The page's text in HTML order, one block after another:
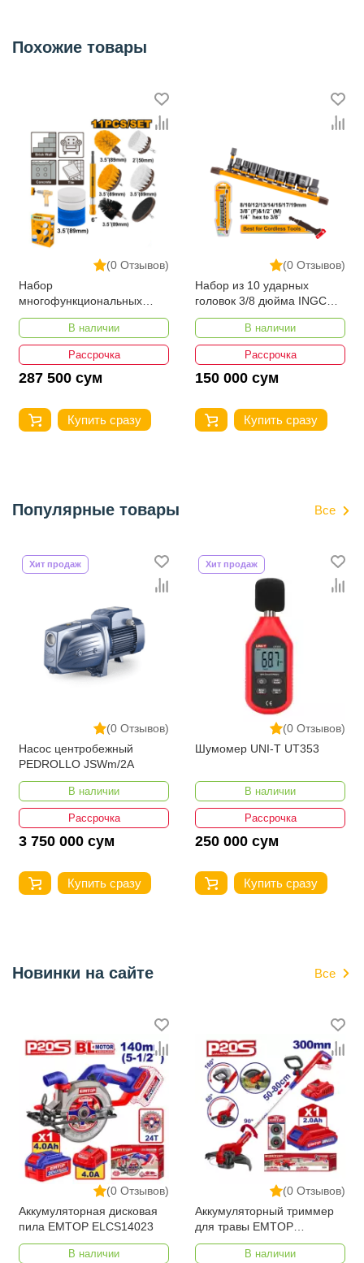
Похожие товары
(0 Отзывов)
Набор
многофункциональных
щетков INGCO WCB1101
В наличии
Рассрочка
287 500 сум
Купить сразу
(0 Отзывов)
Набор из 10 ударных
головок 3/8 дюйма INGCO
HKISSD38104
В наличии
Рассрочка
150 000 сум
Купить сразу
Популярные товары Все
(0 Отзывов)
Хит продаж
Насос центробежный
PEDROLLO JSWm/2A
В наличии
Рассрочка
3 750 000 сум
Купить сразу
(0 Отзывов)
Хит продаж
Шумомер UNI-T UT353
В наличии
Рассрочка
250 000 сум
Купить сразу
Новинки на сайте Все
(0 Отзывов)
Аккумуляторная дисковая
пила EMTOP ELCS14023
В наличии
(0 Отзывов)
Аккумуляторный триммер
для травы EMTOP
ELGT203285
В наличии